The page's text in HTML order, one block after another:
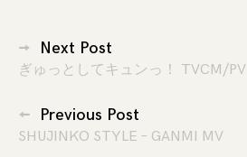
投
稿
ナ
Next Post
ぎゅっとしてキュンっ！ TVCM/PV
Previous Post
SHUJINKO STYLE – GANMI MV